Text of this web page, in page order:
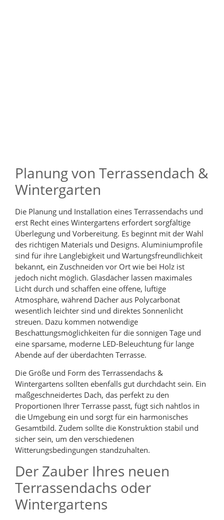
Planung von Terrassendach &
Wintergarten
Die Planung und Installation eines Terrassendachs und
erst Recht eines Wintergartens erfordert sorgfältige
Überlegung und Vorbereitung. Es beginnt mit der Wahl
des richtigen Materials und Designs. Aluminiumprofile
sind für ihre Langlebigkeit und Wartungsfreundlichkeit
bekannt, ein Zuschneiden vor Ort wie bei Holz ist
jedoch nicht möglich. Glasdächer lassen maximales
Licht durch und schaffen eine offene, luftige
Atmosphäre, während Dächer aus Polycarbonat
wesentlich leichter sind und direktes Sonnenlicht
streuen. Dazu kommen notwendige
Beschattungsmöglichkeiten für die sonnigen Tage und
eine sparsame, moderne LED-Beleuchtung für lange
Abende auf der überdachten Terrasse.
Die Größe und Form des Terrassendachs &
Wintergartens sollten ebenfalls gut durchdacht sein. Ein
maßgeschneidertes Dach, das perfekt zu den
Proportionen Ihrer Terrasse passt, fügt sich nahtlos in
die Umgebung ein und sorgt für ein harmonisches
Gesamtbild. Zudem sollte die Konstruktion stabil und
sicher sein, um den verschiedenen
Witterungsbedingungen standzuhalten.
Der Zauber Ihres neuen
Terrassendachs oder
Wintergartens